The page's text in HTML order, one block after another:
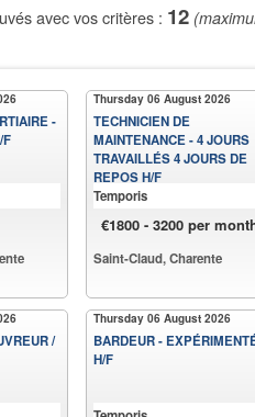
avec vos critères : 12
-
F
/
Thursday 06 August 2026
TECHNICIEN DE
MAINTENANCE - 4 JOURS
TRAVAILLÉS 4 JOURS DE
REPOS H/F
Temporis
€1800 - 3200 per
Saint-Claud, Charente
Thursday 06 August 2026
BARDEUR -
H/F